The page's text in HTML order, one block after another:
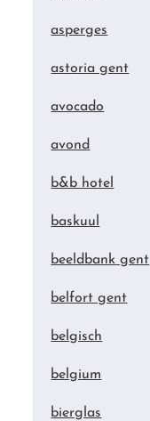
asperges
astoria gent
avocado
avond
b&b hotel
baskuul
beeldbank gent
belfort gent
belgisch
belgium
bierglas